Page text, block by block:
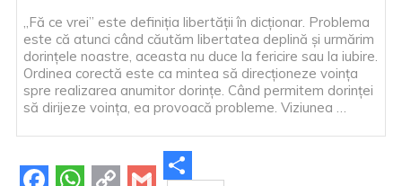
„Fă ce vrei” este definiția libertății în dicționar. Problema
este că atunci când căutăm libertatea deplină și urmărim
dorințele noastre, aceasta nu duce la fericire sau la iubire.
Ordinea corectă este ca mintea să direcționeze voința
spre realizarea anumitor dorințe. Când permitem dorinței
să dirijeze voința, ea provoacă probleme. Viziunea …